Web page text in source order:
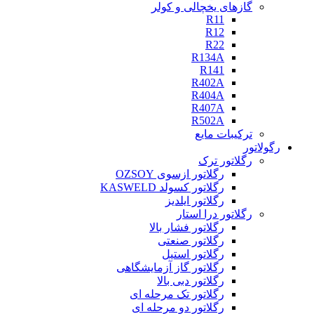
گازهای یخچالی و کولر
R11
R12
R22
R134A
R141
R402A
R404A
R407A
R502A
ترکیبات مایع
رگولاتور
رگلاتور ترک
رگلاتور ازسوی OZSOY
رگلاتور کسولد KASWELD
رگلاتور ایلدیز
رگلاتور درا استار
رگلاتور فشار بالا
رگلاتور صنعتی
رگلاتور استیل
رگلاتور گاز آزمایشگاهی
رگلاتور دبی بالا
رگلاتور تک مرحله ای
رگلاتور دو مرحله ای